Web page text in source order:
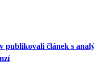
článek s